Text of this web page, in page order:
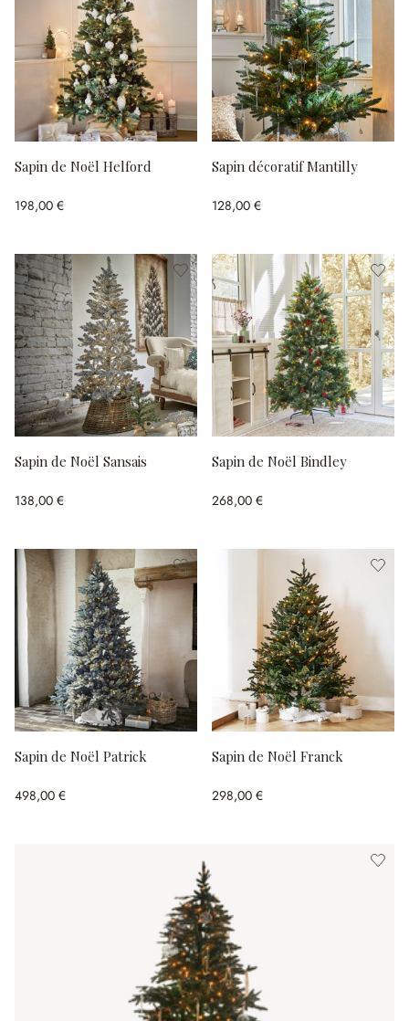
Sapin de Noël Helford
198,00 €
Sapin décoratif Mantilly
128,00 €
Sapin de Noël Sansais
138,00 €
Sapin de Noël Bindley
268,00 €
Sapin de Noël Patrick
498,00 €
Sapin de Noël Franck
298,00 €